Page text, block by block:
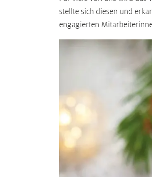
stellte sich diesen und
engagierten